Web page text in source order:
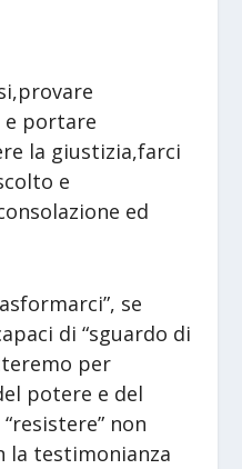
e portare
la giustizia,farci
e
ed
se
di “sguardo di
per
potere e del
non
la testimonianza